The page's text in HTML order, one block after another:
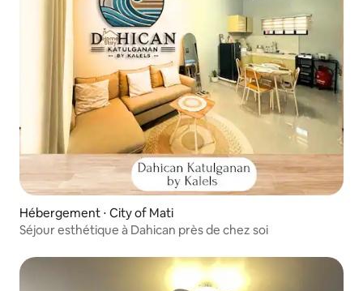
Hébergement ⋅ City of Mati
Séjour esthétique à Dahican près de chez soi